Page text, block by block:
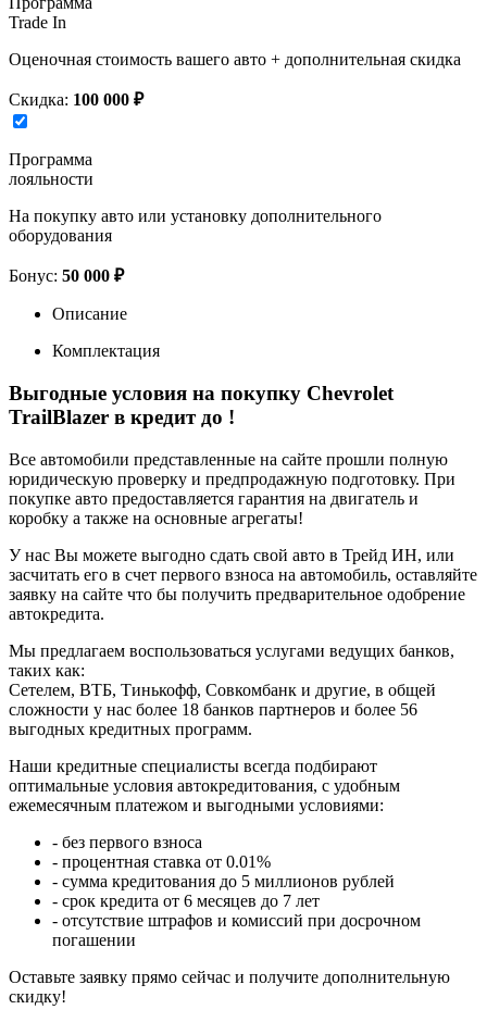
Trade In
Оценочная стоимость вашего авто + дополнительная скидка
Скидка: 100 000 ₽
Программа
лояльности
На покупку авто или установку дополнительного
оборудования
Бонус: 50 000 ₽
Описание
Комплектация
Выгодные условия на покупку Chevrolet
TrailBlazer в кредит до !
Все автомобили представленные на сайте прошли полную
юридическую проверку и предпродажную подготовку. При
покупке авто предоставляется гарантия на двигатель и
коробку а также на основные агрегаты!
У нас Вы можете выгодно сдать свой авто в Трейд ИН, или
засчитать его в счет первого взноса на автомобиль, оставляйте
заявку на сайте что бы получить предварительное одобрение
автокредита.
Мы предлагаем воспользоваться услугами ведущих банков,
таких как:
Сетелем, ВТБ, Тинькофф, Совкомбанк и другие, в общей
сложности у нас более 18 банков партнеров и более 56
выгодных кредитных программ.
Наши кредитные специалисты всегда подбирают
оптимальные условия автокредитования, с удобным
ежемесячным платежом и выгодными условиями:
- без первого взноса
- процентная ставка от 0.01%
- сумма кредитования до 5 миллионов рублей
- срок кредита от 6 месяцев до 7 лет
- отсутствие штрафов и комиссий при досрочном
погашении
Оставьте заявку прямо сейчас и получите дополнительную
скидку!